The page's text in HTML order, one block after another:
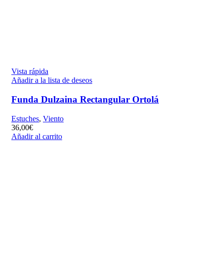
Vista rápida
Añadir a la lista de deseos
Funda Dulzaina Rectangular Ortolá
Estuches, Viento
36,00€
Añadir al carrito